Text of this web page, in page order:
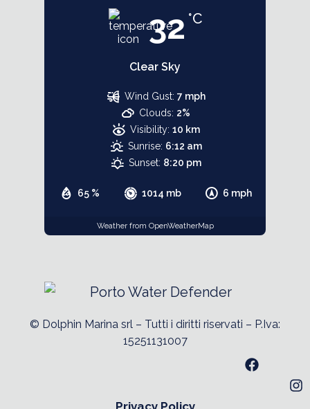
32 °C
Clear Sky
65 % 1014 mb 6 mph
Wind Gust: 7 mph
Clouds: 2%
Visibility: 10 km
Sunrise: 6:12 am
Sunset: 8:20 pm
Weather from OpenWeatherMap
© Dolphin Marina srl – Tutti i diritti riservati – P.Iva:
15251131007